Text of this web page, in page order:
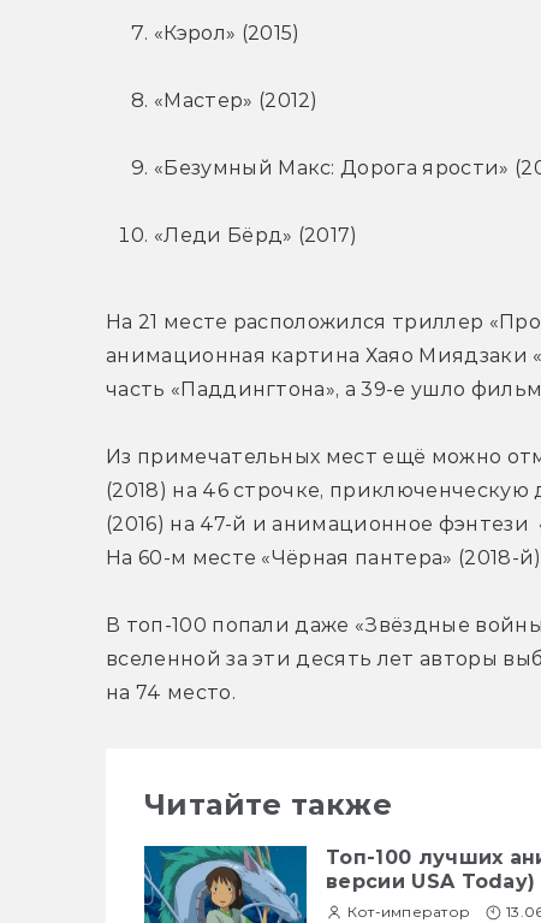
«Кэрол» (2015)
«Мастер» (2012)
«Безумный Макс: Дорога ярости»
«Леди Бёрд» (2017)
На 21 месте расположился триллер
анимационная картина Хаяо Миядзаки
часть «Паддингтона», а 39-е ушло
Из примечательных мест ещё можно
(2018) на 46 строчке,
(2016) на 47-й и анимационное фэнтези
На 60-м месте «Чёрная пантера» (2018-
В топ-100 попали даже «Звёздные
вселенной за эти десять лет авторы
на 74 место.
Читайте также
Топ-100 лучших
версии USA Today)
Кот-император